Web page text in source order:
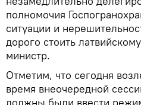
полномочия
ситуации и
дорого стоить
министр.
Отметим, что сегодня
время внеочередной
должны были ввести